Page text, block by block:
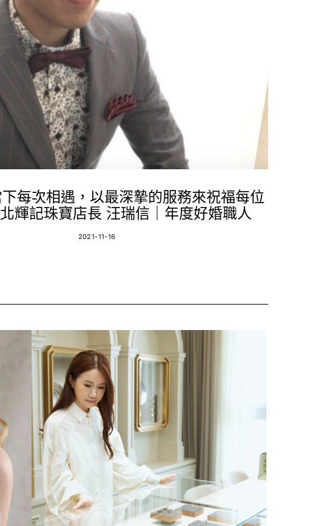
每次相遇，以最深摯的服務來祝福每位
輝記珠寶店長 汪瑞信｜年度好婚職人
2021-11-16